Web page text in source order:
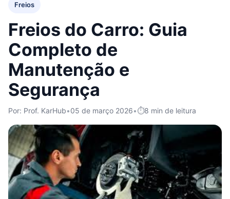
Freios
Freios do Carro: Guia
Completo de
Manutenção e
Segurança
Por: Prof. KarHub•05 de março 2026• 8 min de leitura